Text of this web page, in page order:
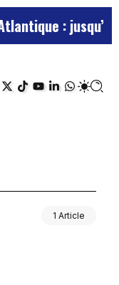
: jusqu’à
1 Article